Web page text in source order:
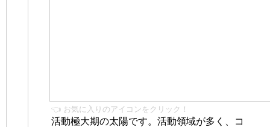
👈 お気に入りのアイコンをクリック！
活動極大期の太陽です。活動領域が多く、コ